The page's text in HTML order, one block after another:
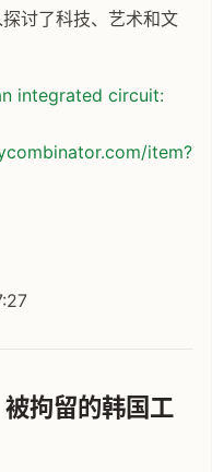
讨了科技、艺术和文
integrated circuit:
item?
拘留的韩国工